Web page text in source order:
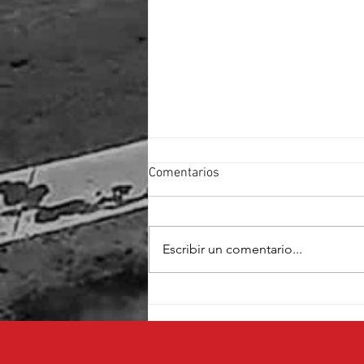
Comentarios
Escribir un comentario...